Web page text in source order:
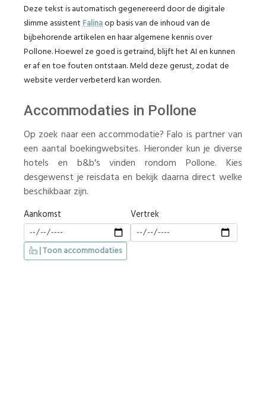
Deze tekst is automatisch gegenereerd door de digitale
slimme assistentFalinaop basis van de inhoud van de
bijbehorende artikelen en haar algemene kennis over
Pollone. Hoewel ze goed is getraind, blijft het AI en kunnen
er af en toe fouten ontstaan. Meld deze gerust, zodat de
website verder verbeterd kan worden.
Accommodaties in Pollone
Op zoek naar een accommodatie? Falo is partner van
een aantal boekingwebsites. Hieronder kun je diverse
hotels en b&b's vinden rondom Pollone. Kies
desgewenst je reisdata en bekijk daarna direct welke
beschikbaar zijn.
Aankomst Vertrek
| Toon accommodaties